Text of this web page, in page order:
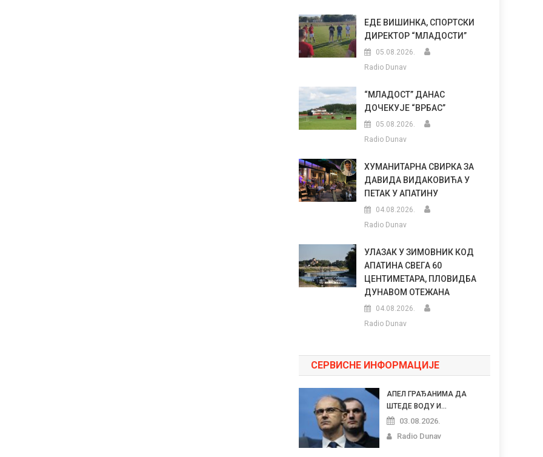
ЕДЕ ВИШИНКА, СПОРТСКИ
ДИРЕКТОР “МЛАДОСТИ”
05.08.2026.
Radio Dunav
“МЛАДОСТ” ДАНАС
ДОЧЕКУЈЕ “ВРБАС”
05.08.2026.
Radio Dunav
ХУМАНИТАРНА СВИРКА ЗА
ДАВИДА ВИДАКОВИЋА У
ПЕТАК У АПАТИНУ
04.08.2026.
Radio Dunav
УЛАЗАК У ЗИМОВНИК КОД
АПАТИНА СВЕГА 60
ЦЕНТИМЕТАРА, ПЛОВИДБА
ДУНАВОМ ОТЕЖАНА
04.08.2026.
Radio Dunav
СЕРВИСНЕ ИНФОРМАЦИЈЕ
АПЕЛ ГРАЂАНИМА ДА
ШТЕДЕ ВОДУ И...
03.08.2026.
Radio Dunav